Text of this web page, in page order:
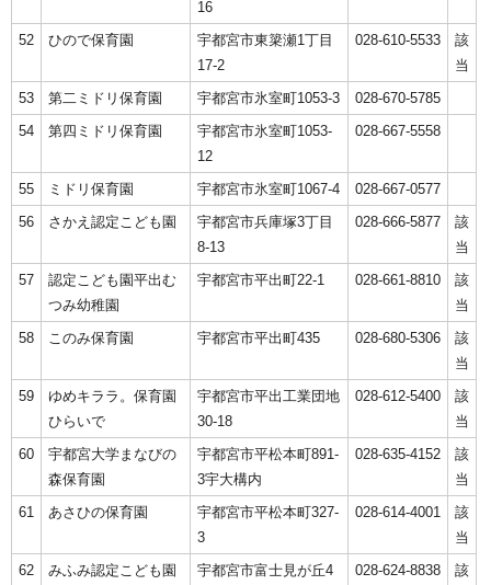
16
52 ひので保育園
宇都宮市東簗瀬1丁目
17-2
028-610-5533
該
当
53
第二ミドリ保育園 宇都宮市氷室町1053-3
028-670-5785
54
第四ミドリ保育園
宇都宮市氷室町1053-
12
028-667-5558
55 ミドリ保育園 宇都宮市氷室町1067-4
028-667-0577
56
さかえ認定こども園
宇都宮市兵庫塚3丁目
8-13
028-666-5877
該
当
57
認定こども園平出む
つみ幼稚園
宇都宮市平出町22-1 028-661-8810
該
当
58
このみ保育園 宇都宮市平出町435 028-680-5306
該
当
59
ゆめキララ。保育園
ひらいで
宇都宮市平出工業団地
30-18
028-612-5400
該
当
60
宇都宮大学まなびの
森保育園
宇都宮市平松本町891-
3宇大構内
028-635-4152
該
当
61
あさひの保育園
宇都宮市平松本町327-
3
028-614-4001
該
当
62
みふみ認定こども園
宇都宮市富士見が丘4
028-624-8838
該